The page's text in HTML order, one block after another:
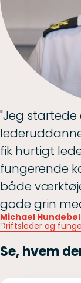
"Jeg
fik hurtigt
fungerende
både
gode grin
Michael
Driftsleder og
Se, hvem